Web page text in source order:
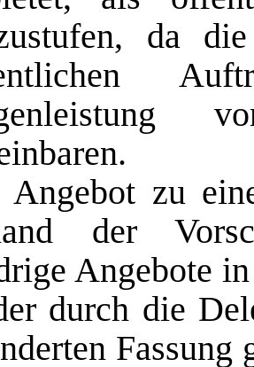
da
Angebot zu
der
Angebote
durch die